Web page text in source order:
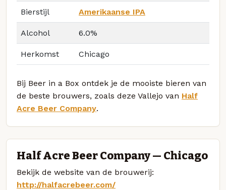
Bierstijl Amerikaanse IPA
Alcohol 6.0%
Herkomst Chicago
Bij Beer in a Box ontdek je de mooiste bieren van
de beste brouwers, zoals deze Vallejo van Half
Acre Beer Company.
Half Acre Beer Company — Chicago
Bekijk de website van de brouwerij:
http://halfacrebeer.com/